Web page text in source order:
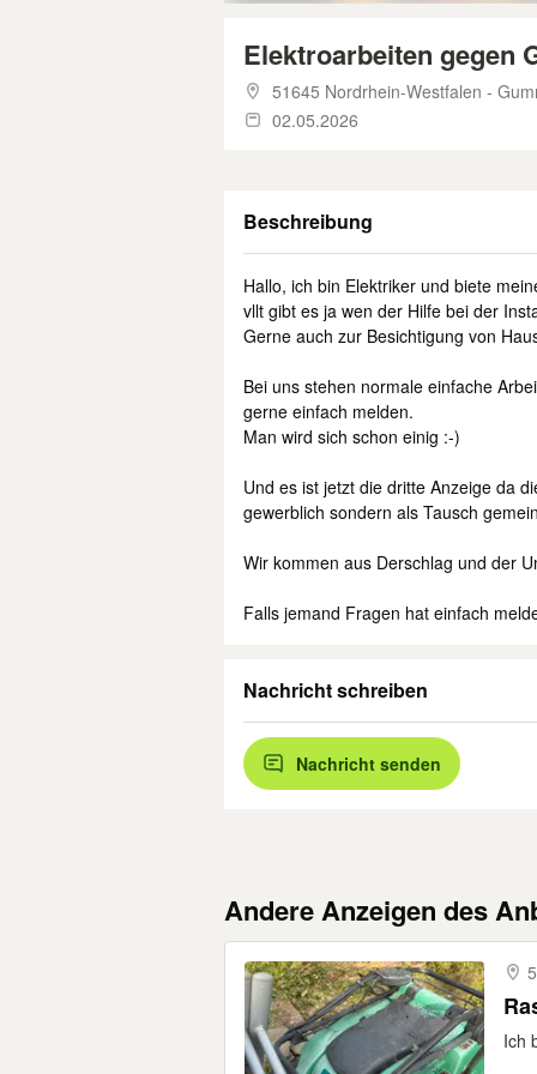
Elektroarbeiten gegen
51645 Nordrhein-Westfalen -
02.05.2026
Beschreibung
Hallo, ich bin Elektriker und biete
vllt gibt es ja wen der Hilfe bei der
Gerne auch zur Besichtigung von
Bei uns stehen normale einfache
gerne einfach melden.
Man wird sich schon einig :-)
Und es ist jetzt die dritte Anzeige da
gewerblich sondern als Tausch
Wir kommen aus Derschlag und der
Falls jemand Fragen hat einfach
Nachricht schreiben
Nachricht senden
Andere Anzeigen des
Ich